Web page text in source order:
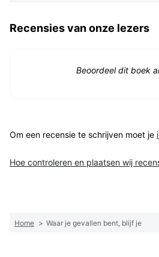
Recensies van onze lezers
Beoordeel dit boek
Om een recensie te schrijven moet je
Hoe controleren en plaatsen wij
Home > Waar je gevallen bent, blijf je